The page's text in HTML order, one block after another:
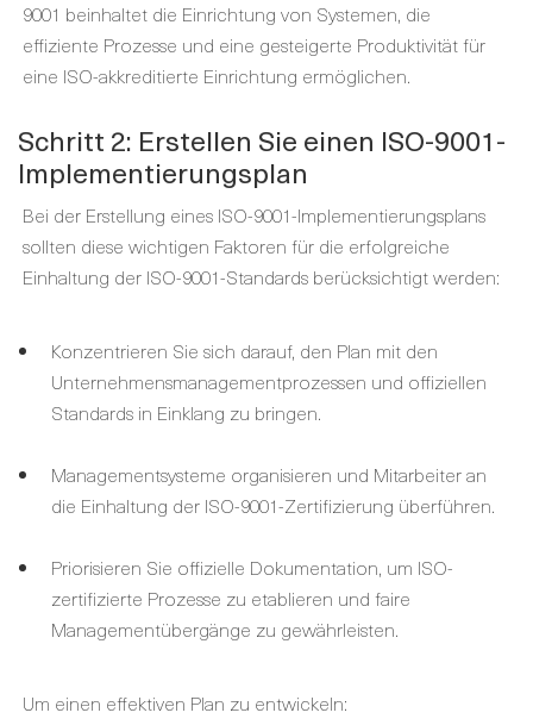
9001 beinhaltet die Einrichtung von Systemen, die
effiziente Prozesse und eine gesteigerte Produktivität für
eine ISO-akkreditierte Einrichtung ermöglichen.
Schritt 2: Erstellen Sie einen ISO-9001-
Implementierungsplan
Bei der Erstellung eines ISO-9001-Implementierungsplans
sollten diese wichtigen Faktoren für die erfolgreiche
Einhaltung der ISO-9001-Standards berücksichtigt werden:
Konzentrieren Sie sich darauf, den Plan mit den
Unternehmensmanagementprozessen und offiziellen
Standards in Einklang zu bringen.
Managementsysteme organisieren und Mitarbeiter an
die Einhaltung der ISO-9001-Zertifizierung überführen.
Priorisieren Sie offizielle Dokumentation, um ISO-
zertifizierte Prozesse zu etablieren und faire
Managementübergänge zu gewährleisten.
Um einen effektiven Plan zu entwickeln: